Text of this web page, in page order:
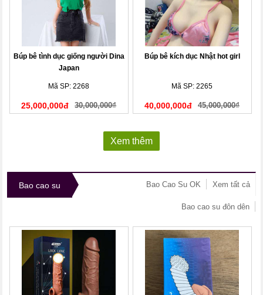
Búp bê tình dục giống người Dina
Japan
Mã SP: 2268
25,000,000đ 30,000,000₫
Búp bê kích dục Nhật hot girl
Mã SP: 2265
40,000,000đ 45,000,000₫
Xem thêm
Bao cao su Xem tất cả
Bao Cao Su OK
Bao cao su đôn dên